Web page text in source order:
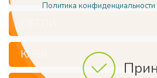
Политика конфиденциальности
КЛЕЙ